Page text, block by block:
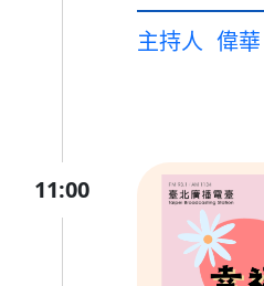
主持人 偉華
11:00